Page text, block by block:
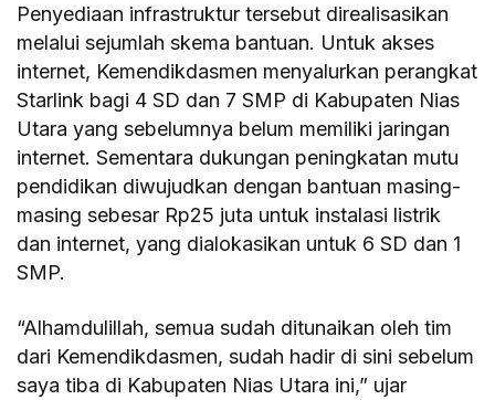
Penyediaan infrastruktur tersebut direalisasikan
melalui sejumlah skema bantuan. Untuk akses
internet, Kemendikdasmen menyalurkan perangkat
Starlink bagi 4 SD dan 7 SMP di Kabupaten Nias
Utara yang sebelumnya belum memiliki jaringan
internet. Sementara dukungan peningkatan mutu
pendidikan diwujudkan dengan bantuan masing-
masing sebesar Rp25 juta untuk instalasi listrik
dan internet, yang dialokasikan untuk 6 SD dan 1
SMP.
“Alhamdulillah, semua sudah ditunaikan oleh tim
dari Kemendikdasmen, sudah hadir di sini sebelum
saya tiba di Kabupaten Nias Utara ini,” ujar